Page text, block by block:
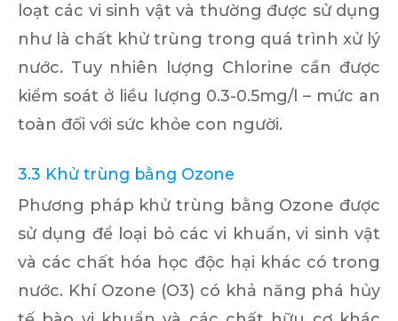
loạt các vi sinh vật và thường được sử dụng
như là chất khử trùng trong quá trình xử lý
nước. Tuy nhiên lượng Chlorine cần được
kiểm soát ở liều lượng 0.3-0.5mg/l – mức an
toàn đối với sức khỏe con người.
3.3 Khử trùng bằng Ozone
Phương pháp khử trùng bằng Ozone được
sử dụng để loại bỏ các vi khuẩn, vi sinh vật
và các chất hóa học độc hại khác có trong
nước. Khí Ozone (O3) có khả năng phá hủy